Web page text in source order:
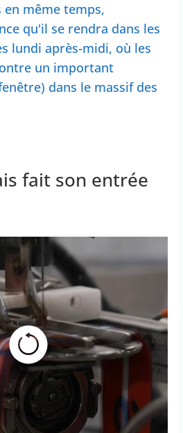
même temps,
qu'il se rendra dans les
lundi après-midi, où les
un important
dans le massif des
fait son entrée